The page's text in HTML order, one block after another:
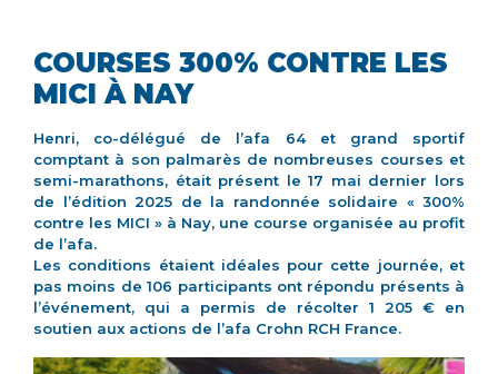
COURSES 300% CONTRE LES
MICI À NAY
Henri, co-délégué de l’afa 64 et grand sportif
comptant à son palmarès de nombreuses courses et
semi-marathons, était présent le 17 mai dernier lors
de l’édition 2025 de la randonnée solidaire « 300%
contre les MICI » à Nay, une course organisée au profit
de l’afa.
Les conditions étaient idéales pour cette journée, et
pas moins de 106 participants ont répondu présents à
l’événement, qui a permis de récolter 1 205 € en
soutien aux actions de l’afa Crohn RCH France.